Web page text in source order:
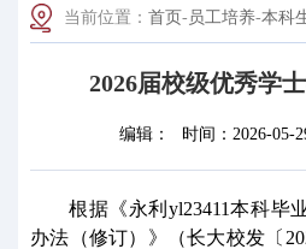
当前位置： 首页- 员工培养-本科
2026届校级优秀学
编辑： 时间： 2026-05-
根据《永利yl23411本科毕
办法（修订）》（长大校发〔